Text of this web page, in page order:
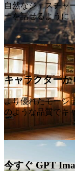
自然なジェスチャ
ーを話せるように
新着
キャラクターか
より優れたモーシ
のような品質でキ
今すぐ GPT